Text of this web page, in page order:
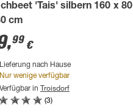
'Tais' silbern 160 x 80
cm
,99 €
Lieferung nach Hause
Nur wenige verfügbar
Verfügbar in Troisdorf
(3)